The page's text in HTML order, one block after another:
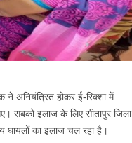
अनियंत्रित होकर ई-रिक्शा में
सबको इलाज के लिए सीतापुर जिला
घायलों का इलाज चल रहा है।